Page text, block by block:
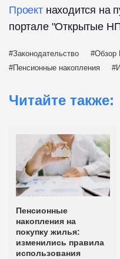
Проектнаходится на
портале "Открытые
Законодательство Обзор
Пенсионные накопления
Читайте также:
Пенсионные
накопления на
покупку жилья:
изменились правила
использования